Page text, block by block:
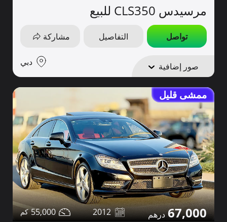
مرسيدس CLS350 للبيع
تواصل التفاصيل مشاركة
صور إضافية دبي
ممشى قليل
67,000
2012
55,000